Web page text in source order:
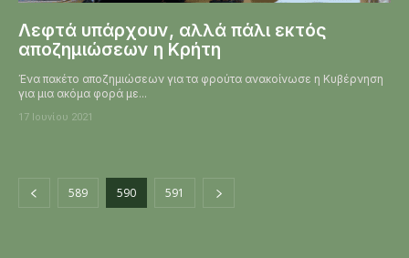
Λεφτά υπάρχουν, αλλά πάλι εκτός
αποζημιώσεων η Κρήτη
Ένα πακέτο αποζημιώσεων για τα φρούτα ανακοίνωσε η Κυβέρνηση
για μια ακόμα φορά με...
17 Ιουνίου 2021
589 590 591